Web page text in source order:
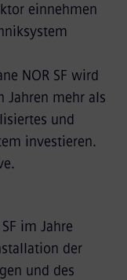
einnehmen
NOR SF wird
Jahren mehr als
und
investieren.
im Jahre
der
und des